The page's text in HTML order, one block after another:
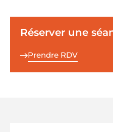
Réserver une
Prendre RDV